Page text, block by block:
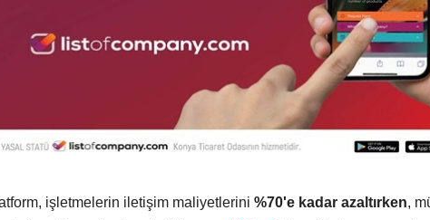
işletmelerin iletişim maliyetlerini %70'e kadar azaltırken,